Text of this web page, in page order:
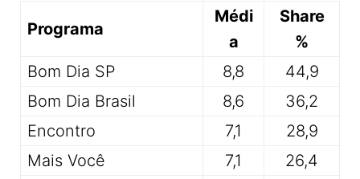
Programa
Médi
a
Share
%
Bom Dia SP
8,8
44,9
Bom Dia Brasil
8,6
36,2
Encontro
7,1
28,9
Mais Você
7,1
26,4